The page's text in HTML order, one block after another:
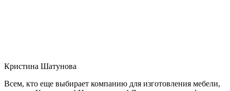
Кристина Шатунова
Всем, кто еще выбирает компанию для изготовления мебели,